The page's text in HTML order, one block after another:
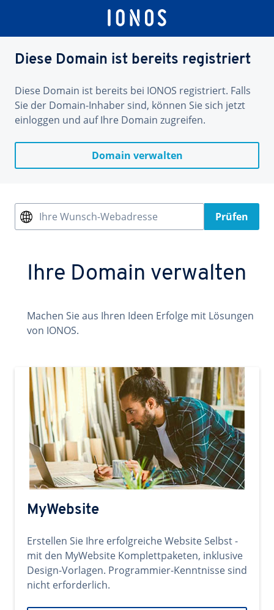
Diese Domain ist bereits registriert
Diese Domain ist bereits bei IONOS registriert. Falls
Sie der Domain-Inhaber sind, können Sie sich jetzt
einloggen und auf Ihre Domain zugreifen.
Domain verwalten
Ihre Wunsch-Webadresse Prüfen
Ihre Domain verwalten
Machen Sie aus Ihren Ideen Erfolge mit Lösungen
von IONOS.
MyWebsite
Erstellen Sie Ihre erfolgreiche Website Selbst -
mit den MyWebsite Komplettpaketen, inklusive
Design-Vorlagen. Programmier-Kenntnisse sind
nicht erforderlich.